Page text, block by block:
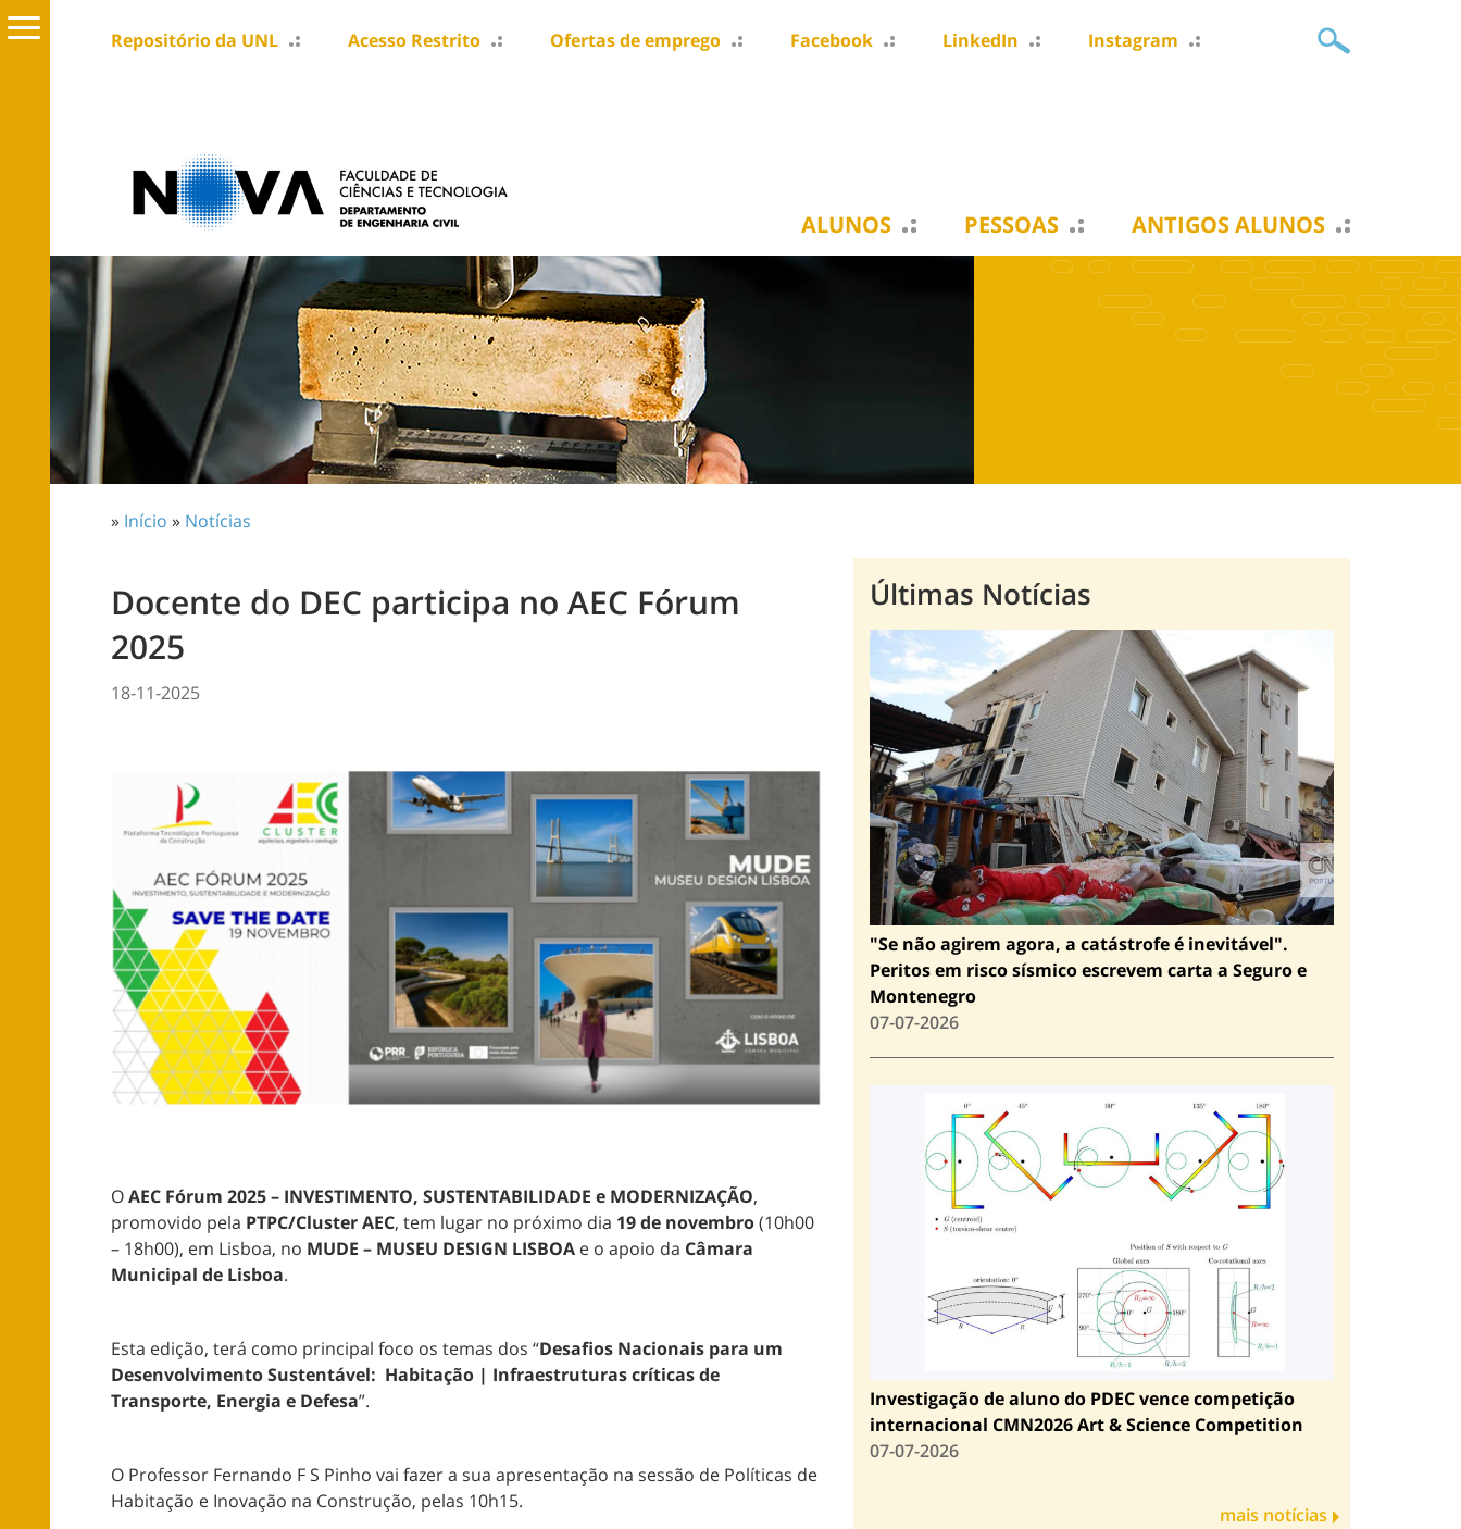
Repositório da UNL Acesso Restrito Ofertas de emprego Facebook LinkedIn Instagram
ALUNOS PESSOAS ANTIGOS ALUNOS
» Início » Notícias
Docente do DEC participa no AEC Fórum
2025
18-11-2025
OAEC Fórum 2025– INVESTIMENTO, SUSTENTABILIDADE e MODERNIZAÇÃO,
promovido pela PTPC/Cluster AEC, tem lugar no próximo dia 19 de novembro(10h00
– 18h00), em Lisboa, no MUDE – MUSEU DESIGN LISBOA e o apoio da Câmara
Municipal de Lisboa.
Esta edição, terá como principal foco os temas dos “Desafios Nacionais para um
Desenvolvimento Sustentável: Habitação | Infraestruturas críticas de
Transporte, Energia e Defesa”.
O Professor Fernando F S Pinho vai fazer a sua apresentação na sessão de Políticas de
Habitação e Inovação na Construção, pelas 10h15.
Últimas Notícias
"Se não agirem agora, a catástrofe é inevitável".
Peritos em risco sísmico escrevem carta a Seguro e
Montenegro
07-07-2026
Investigação de aluno do PDEC vence competição
internacional CMN2026 Art & Science Competition
07-07-2026
mais notícias